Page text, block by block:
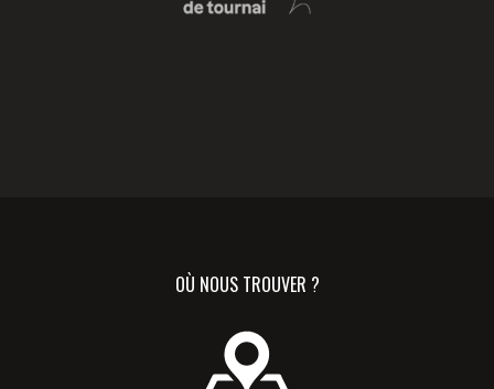
OÙ NOUS TROUVER ?